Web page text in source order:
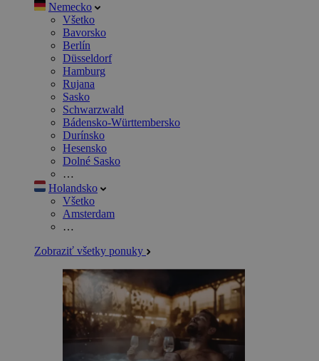
Nemecko
Všetko
Bavorsko
Berlín
Düsseldorf
Hamburg
Rujana
Sasko
Schwarzwald
Bádensko-Württembersko
Durínsko
Hesensko
Dolné Sasko
…
Holandsko
Všetko
Amsterdam
…
Zobraziť všetky ponuky